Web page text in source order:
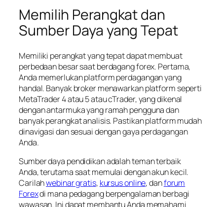
Memilih Perangkat dan
Sumber Daya yang Tepat
Memiliki perangkat yang tepat dapat membuat
perbedaan besar saat berdagang forex. Pertama,
Anda memerlukan platform perdagangan yang
handal. Banyak broker menawarkan platform seperti
MetaTrader 4 atau 5 atau cTrader, yang dikenal
dengan antarmuka yang ramah pengguna dan
banyak perangkat analisis. Pastikan platform mudah
dinavigasi dan sesuai dengan gaya perdagangan
Anda.
Sumber daya pendidikan adalah teman terbaik
Anda, terutama saat memulai dengan akun kecil.
Carilahwebinar gratis, kursus online, danforum
Forexdi mana pedagang berpengalaman berbagi
wawasan. Ini dapat membantu Anda memahami